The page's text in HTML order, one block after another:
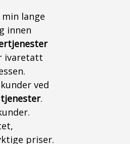
lange
innen
ivaretatt
ved
.
priser.